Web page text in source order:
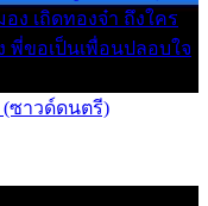
ง เถิดทองจ๋า ถึงใคร
พี่ขอเป็นเพื่อนปลอบใจ
(ซาวด์ดนตรี)